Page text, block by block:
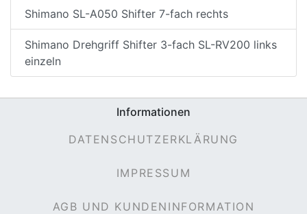
Shimano SL-A050 Shifter 7-fach rechts
Shimano Drehgriff Shifter 3-fach SL-RV200 links
einzeln
Informationen
DATENSCHUTZERKLÄRUNG
IMPRESSUM
AGB UND KUNDENINFORMATION